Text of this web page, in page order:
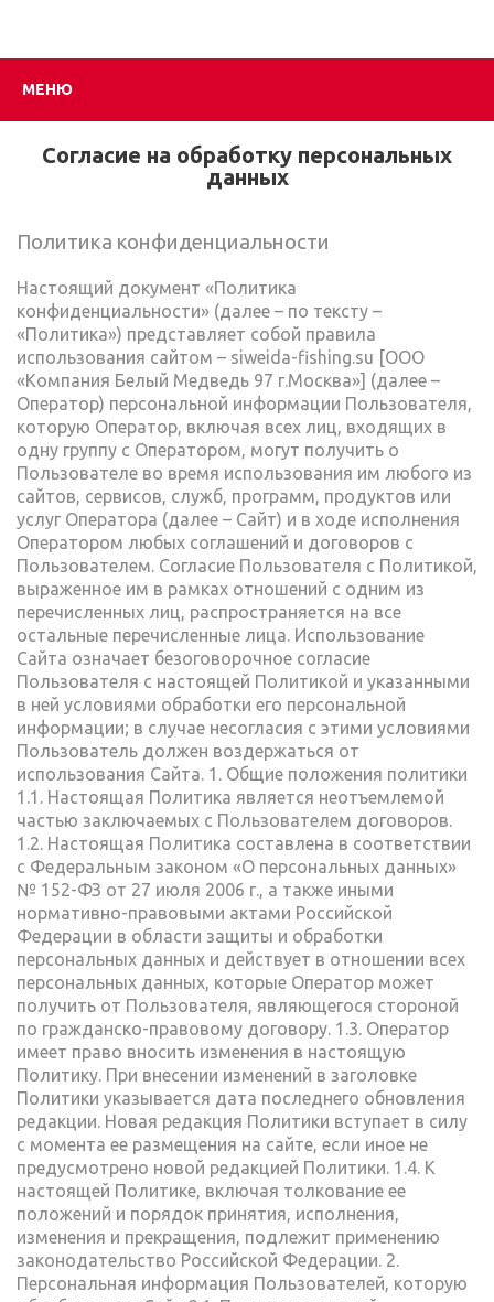
МЕНЮ
Согласие на обработку персональных
данных
Политика конфиденциальности
Настоящий документ «Политика
конфиденциальности» (далее – по тексту –
«Политика») представляет собой правила
использования сайтом – siweida-fishing.su [ООО
«Компания Белый Медведь 97 г.Москва»] (далее –
Оператор) персональной информации Пользователя,
которую Оператор, включая всех лиц, входящих в
одну группу с Оператором, могут получить о
Пользователе во время использования им любого из
сайтов, сервисов, служб, программ, продуктов или
услуг Оператора (далее – Сайт) и в ходе исполнения
Оператором любых соглашений и договоров с
Пользователем. Согласие Пользователя с Политикой,
выраженное им в рамках отношений с одним из
перечисленных лиц, распространяется на все
остальные перечисленные лица. Использование
Сайта означает безоговорочное согласие
Пользователя с настоящей Политикой и указанными
в ней условиями обработки его персональной
информации; в случае несогласия с этими условиями
Пользователь должен воздержаться от
использования Сайта. 1. Общие положения политики
1.1. Настоящая Политика является неотъемлемой
частью заключаемых с Пользователем договоров.
1.2. Настоящая Политика составлена в соответствии
с Федеральным законом «О персональных данных»
№ 152-ФЗ от 27 июля 2006 г., а также иными
нормативно-правовыми актами Российской
Федерации в области защиты и обработки
персональных данных и действует в отношении всех
персональных данных, которые Оператор может
получить от Пользователя, являющегося стороной
по гражданско-правовому договору. 1.3. Оператор
имеет право вносить изменения в настоящую
Политику. При внесении изменений в заголовке
Политики указывается дата последнего обновления
редакции. Новая редакция Политики вступает в силу
с момента ее размещения на сайте, если иное не
предусмотрено новой редакцией Политики. 1.4. К
настоящей Политике, включая толкование ее
положений и порядок принятия, исполнения,
изменения и прекращения, подлежит применению
законодательство Российской Федерации. 2.
Персональная информация Пользователей, которую